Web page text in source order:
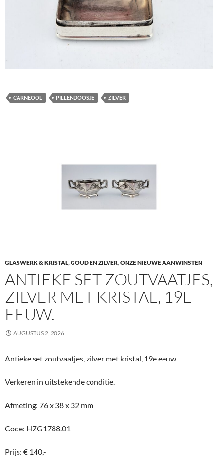
CARNEOOL PILLENDOOSJE ZILVER
GLASWERK & KRISTAL,GOUD EN ZILVER,ONZE NIEUWE AANWINSTEN
ANTIEKE SET ZOUTVAATJES,
ZILVER MET KRISTAL, 19E
EEUW.
AUGUSTUS 2, 2026
Antieke set zoutvaatjes, zilver met kristal, 19e eeuw.
Verkeren in uitstekende conditie.
Afmeting: 76 x 38 x 32 mm
Code: HZG1788.01
Prijs: € 140,-